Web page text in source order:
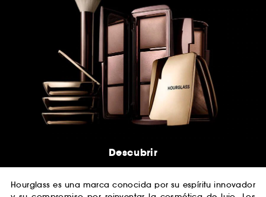
Hourglass es una marca conocida por su espíritu innovador
Descubrir